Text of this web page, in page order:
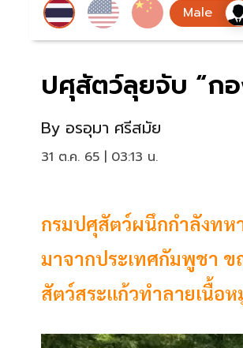
ปศุสัตว์ลุยจับ “ก
By อรอุมา ศรีสมัย
31 ต.ค. 65 | 03:13 น.
กรมปศุสัตว์ผนึกกำลังทห
มาจากประเทศกัมพูชา
สัตว์สระแก้วทำลายเนื้อ